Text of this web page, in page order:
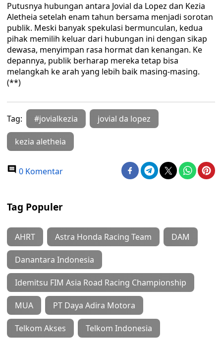
Putusnya hubungan antara Jovial da Lopez dan Kezia
Aletheia setelah enam tahun bersama menjadi sorotan
publik. Meski banyak spekulasi bermunculan, kedua
pihak memilih keluar dari hubungan ini dengan sikap
dewasa, menyimpan rasa hormat dan kenangan. Ke
depannya, publik berharap mereka tetap bisa
melangkah ke arah yang lebih baik masing-masing.
(**)
Tag: #jovialkezia jovial da lopez
kezia aletheia
0 Komentar
Tag Populer
AHRT Astra Honda Racing Team DAM
Danantara Indonesia
Idemitsu FIM Asia Road Racing Championship
MUA PT Daya Adira Motora
Telkom Akses Telkom Indonesia